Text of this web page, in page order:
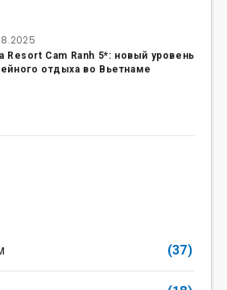
Resort Cam Ranh 5*: новый уровень
отдыха во Вьетнаме
(37)